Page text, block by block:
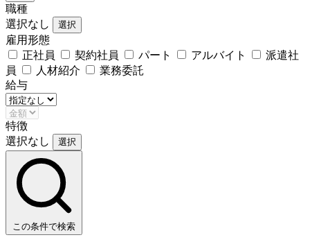
職種
選択なし
選択
雇用形態
正社員
契約社員 パート アルバイト
派遣社
員
人材紹介
業務委託
給与
特徴
選択なし
選択
この条件で検索